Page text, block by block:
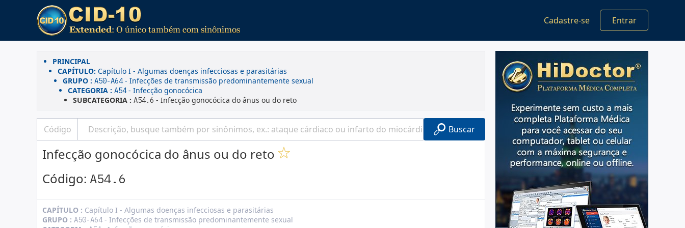
Cadastre-se Entrar
PRINCIPAL
CAPÍTULO: Capítulo I - Algumas doenças infecciosas e parasitárias
GRUPO : A50-A64- Infecções de transmissão predominantemente sexual
CATEGORIA : A54- Infecção gonocócica
SUBCATEGORIA : A54.6 - Infecção gonocócica do ânus ou do reto
Buscar
Infecção gonocócica do ânus ou do reto
Código: A54.6
CAPÍTULO : Capítulo I - Algumas doenças infecciosas e parasitárias
GRUPO : A50-A64- Infecções de transmissão predominantemente sexual